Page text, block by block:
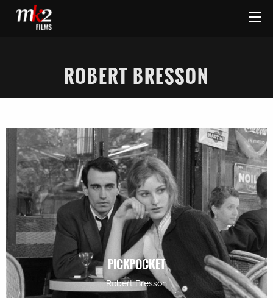
ROBERT BRESSON
PICKPOCKET
Robert Bresson